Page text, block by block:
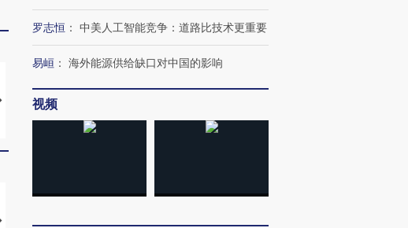
视线｜HYROX的吸金
【推广】走进第四届链博
罗志恒 ： 中美人工智能竞争：道路比技术更重要
易峘 ： 海外能源供给缺口对中国的影响
视频